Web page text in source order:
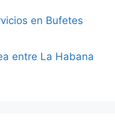
en Bufetes
entre La Habana